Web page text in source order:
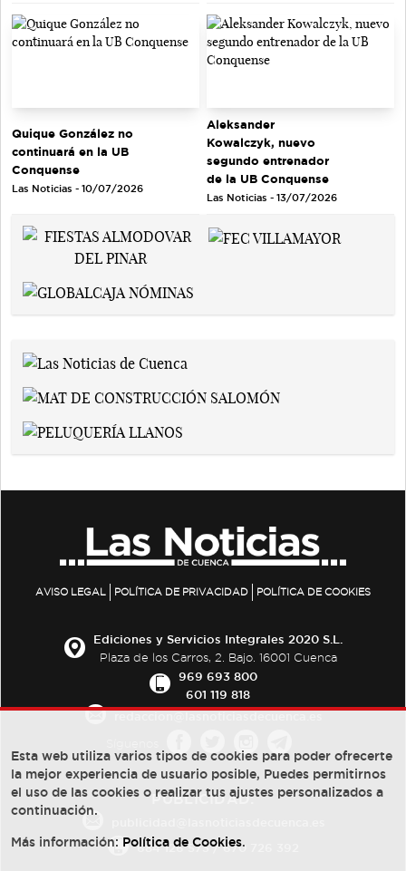
Quique González no
continuará en la UB
Conquense
Las Noticias - 10/07/2026
Aleksander
Kowalczyk, nuevo
segundo entrenador
de la UB Conquense
Las Noticias - 13/07/2026
AVISO LEGAL POLÍTICA DE PRIVACIDAD POLÍTICA DE COOKIES
Ediciones y Servicios Integrales 2020 S.L.
Plaza de los Carros, 2. Bajo. 16001 Cuenca
969 693 800
601 119 818
PUBLICIDAD:
684 126 573/670 726 392
Esta web utiliza varios tipos de cookies para poder ofrecerte
la mejor experiencia de usuario posible, Puedes permitirnos
el uso de las cookies o realizar tus ajustes personalizados a
continuación.
Más información: Política de Cookies.